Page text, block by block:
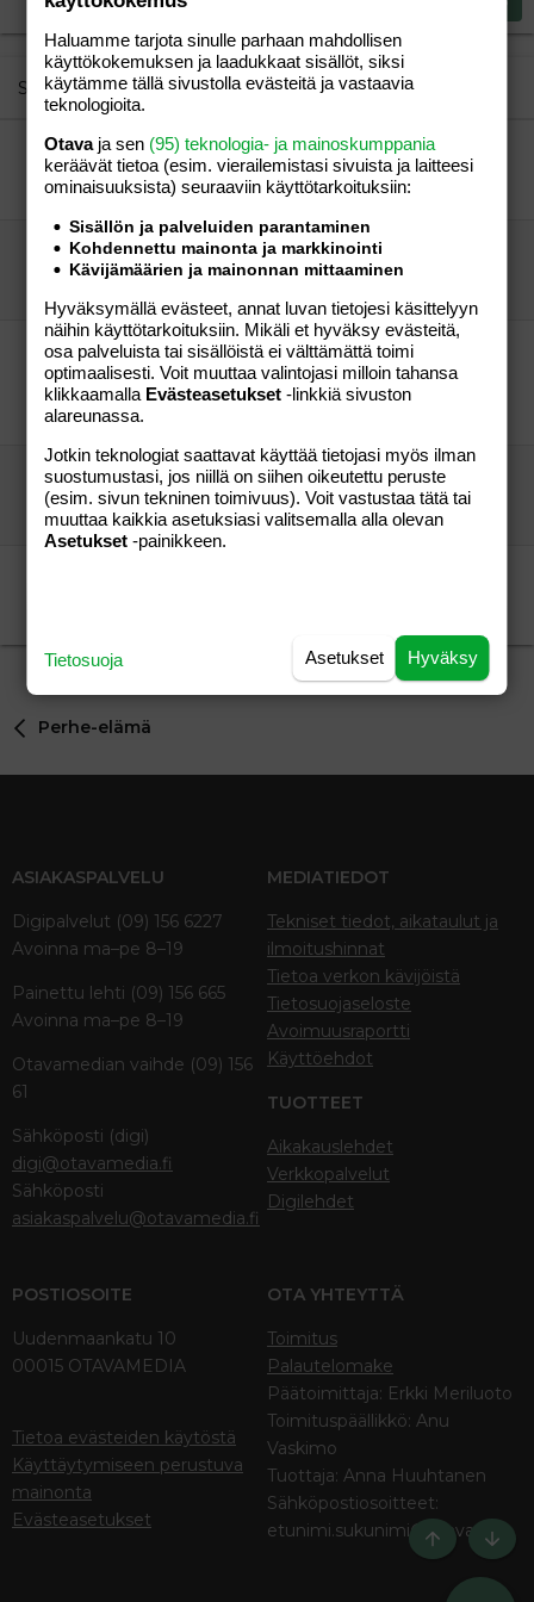
18
22
26
Tahoma
Times New Roman
Trebuchet MS
Similar threads
Pisteistä!
pupunenä
Perhe-elämä
1
Perhe-elämä
23.09.2007
nellynoora
PAINONVARTIAT MIEHILLE
tuukas Perhe-elämä
Miten painonvartijoissa voi laihduttaa imettävä
äiti?
plöts Perhe-elämä
6
aata
Jeee, tavoitepainossa!!
Ellukka
Perhe-elämä
2
Perhe-elämä
17.06.2005
Annulia harmaana
Perhe-elämä
ASIAKASPALVELU
Digipalvelut (09) 156 6227
Avoinna ma–pe 8–19
Painettu lehti (09) 156 665
Avoinna ma–pe 8–19
Otavamedian vaihde (09) 156
61
Sähköposti (digi)
digi@otavamedia.fi
Sähköposti
asiakaspalvelu@otavamedia.fi
MEDIATIEDOT
Tekniset tiedot, aikataulut ja
ilmoitushinnat
Tietoa verkon kävijöistä
Tietosuojaseloste
Avoimuusraportti
Käyttöehdot
TUOTTEET
Aikakauslehdet
Verkkopalvelut
Digilehdet
POSTIOSOITE
Uudenmaankatu 10
00015 OTAVAMEDIA
Tietoa evästeiden käytöstä
Käyttäytymiseen perustuva
mainonta
Evästeasetukset
OTA YHTEYTTÄ
Toimitus
Palautelomake
Päätoimittaja: Erkki Meriluoto
Toimituspäällikkö: Anu
Vaskimo
Tuottaja: Anna Huuhtanen
Sähköpostiosoitteet:
etunimi.sukunimi@otava.fi
Ylös
Haluamme tarjota sinulle parhaan mahdollisen
käyttökokemuksen ja laadukkaat sisällöt, siksi
käytämme tällä sivustolla evästeitä ja vastaavia
teknologioita.
Otavaja sen (95) teknologia- ja mainoskumppania
keräävät tietoa (esim. vierailemis­tasi sivuista ja laitteesi
ominaisuuk­sista) seuraaviin käyttötarkoituksiin:
Sisällön ja palveluiden parantaminen
Kohdennettu mainonta ja markkinointi
Kävijämäärien ja mainonnan mittaaminen
Hyväksymällä evästeet, annat luvan tietojesi käsittelyyn
näihin käyttötarkoituksiin. Mikäli et hyväksy evästeitä,
osa palveluista tai sisällöistä ei välttämättä toimi
optimaalisesti. Voit muuttaa valintojasi milloin tahansa
klikkaamalla Evästeasetukset -linkkiä sivuston
alareunassa.
Jotkin teknologiat saattavat käyttää tietojasi myös ilman
suostumustasi, jos niillä on siihen oikeutettu peruste
(esim. sivun tekninen toimivuus). Voit vastustaa tätä tai
muuttaa kaikkia asetuksiasi valitsemalla alla olevan
Asetukset -painikkeen.
Hyväksy
Asetukset
Tietosuoja